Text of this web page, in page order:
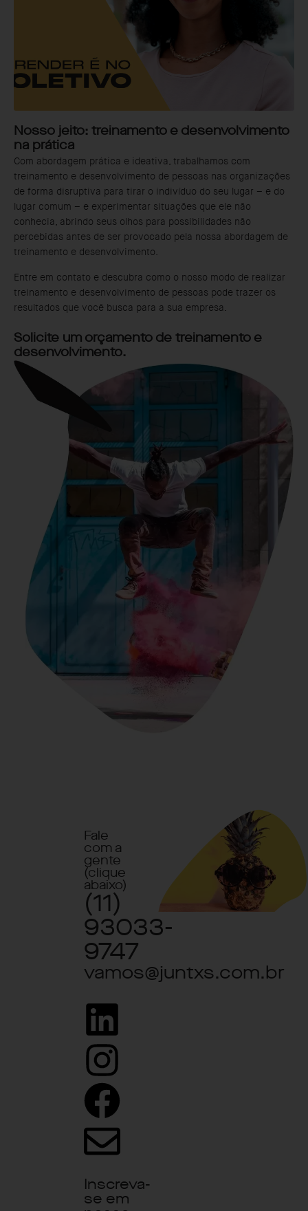
Nosso jeito: treinamento e desenvolvimento
na prática
Com abordagem prática e ideativa, trabalhamos com
treinamento e desenvolvimento de pessoas nas organizações
de forma disruptiva para tirar o indivíduo do seu lugar – e do
lugar comum – e experimentar situações que ele não
conhecia, abrindo seus olhos para possibilidades não
percebidas antes de ser provocado pela nossa abordagem de
treinamento e desenvolvimento.
Entre em contato e descubra como o nosso modo de realizar
treinamento e desenvolvimento de pessoas pode trazer os
resultados que você busca para a sua empresa.
Solicite um orçamento de treinamento e
desenvolvimento.
Fale
com a
gente
(clique
abaixo)
(11)
93033-
9747
vamos@juntxs.com.br
Inscreva-
se em